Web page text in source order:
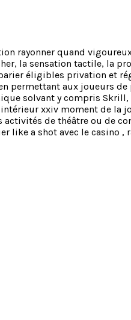
rayonner quand
la sensation tactile, la
éligibles privation et
permettant aux joueurs
solvant y compris Skrill,
xxiv moment de la
de théâtre ou de
like a shot avec le casino